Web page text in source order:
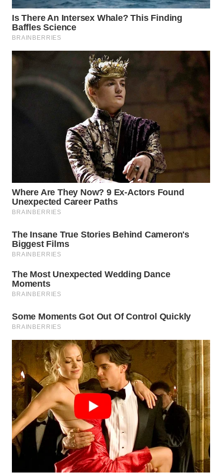
TINGGI
WN
PAKPAK
KARAWANG
DEPOK
WN
UTARA
SAMOSIR
WN
LAWAS
WN
SUMEDANG
WN
CIANJUR
WN
KEPULAUAN
SERIBU